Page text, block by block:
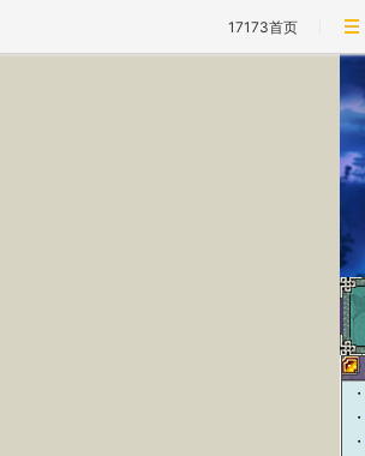
17173首页
・
・
・